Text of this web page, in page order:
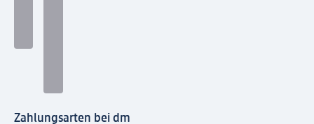
Zahlungsarten bei dm